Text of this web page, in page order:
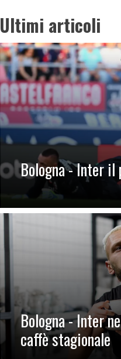
Ultimi articoli
Bologna - Inter il
Bologna - Inter
caffè stagionale